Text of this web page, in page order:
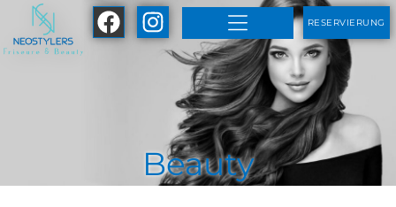
Inhalt
springen
RESERVIERUNG
Beauty